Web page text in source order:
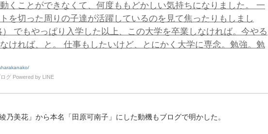
くことができなくて、何度ももどかしい気持ちになりました。 一
を切った周りの子達が活躍しているのを見て焦ったりもしまし
） でもやっぱり入学した以上、この大学を卒業しなければ。今やる
ければ、と。 仕事もしたいけど、とにかく大学に専念。勉強。勉
グ Powered by LINE
乃美花」から本名「田原可南子」にした動機もブログで明かした。